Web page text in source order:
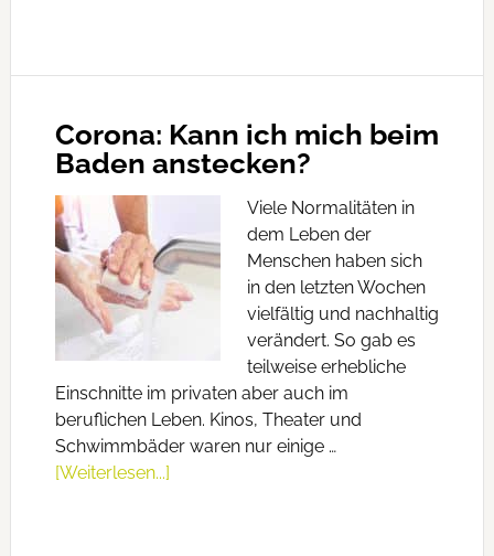
Corona: Kann ich mich beim
Baden anstecken?
Viele Normalitäten in
dem Leben der
Menschen haben sich
in den letzten Wochen
vielfältig und nachhaltig
verändert. So gab es
teilweise erhebliche
Einschnitte im privaten aber auch im
beruflichen Leben. Kinos, Theater und
Schwimmbäder waren nur einige …
[Weiterlesen...]